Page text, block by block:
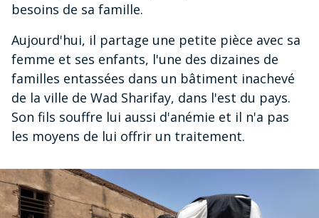
besoins de sa famille.
Aujourd'hui, il partage une petite pièce avec sa
femme et ses enfants, l'une des dizaines de
familles entassées dans un bâtiment inachevé
de la ville de Wad Sharifay, dans l'est du pays.
Son fils souffre lui aussi d'anémie et il n'a pas
les moyens de lui offrir un traitement.